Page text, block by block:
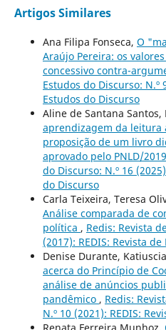
Artigos Similares
Ana Filipa Fonseca, O
Araújo Pereira: os
concessivo contra-
Estudos do Discurso: N.º
Estudos do Discurso
Aline de Santana Santos,
aprendizagem da leitura
proposição de um livro
aprovado pelo PNLD/2019
do Discurso: N.º 16
do Discurso
Carla Teixeira, Teresa
Análise comparada de
política , Redis: Revista
(2017): REDIS: Revista
Denise Durante,
acerca do Princípio de
análise de anúncios
pandêmico , Redis:
N.º 10 (2021): REDIS:
Renata Ferreira Munhoz,